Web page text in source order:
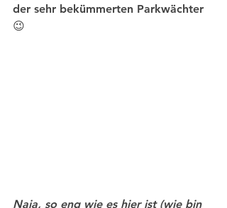
der sehr bekümmerten Parkwächter
😉
Naja, so eng wie es hier ist (wie bin